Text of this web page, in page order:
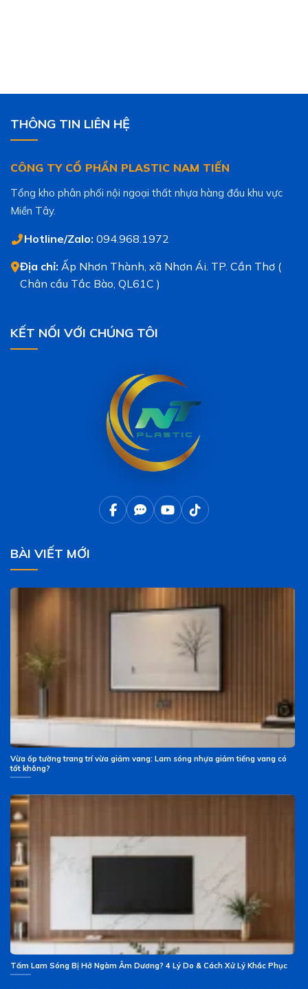
THÔNG TIN LIÊN HỆ
CÔNG TY CỔ PHẦN PLASTIC NAM TIẾN
Tổng kho phân phối nội ngoại thất nhựa hàng đầu khu vực
Miền Tây.
Hotline/Zalo: 094.968.1972
Địa chỉ: Ấp Nhơn Thành, xã Nhơn Ái. TP. Cần Thơ (
Chân cầu Tắc Bào, QL61C )
KẾT NỐI VỚI CHÚNG TÔI
BÀI VIẾT MỚI
Vừa ốp tường trang trí vừa giảm vang: Lam sóng nhựa giảm tiếng vang có
tốt không?
Tấm Lam Sóng Bị Hở Ngàm Âm Dương? 4 Lý Do & Cách Xử Lý Khắc Phục